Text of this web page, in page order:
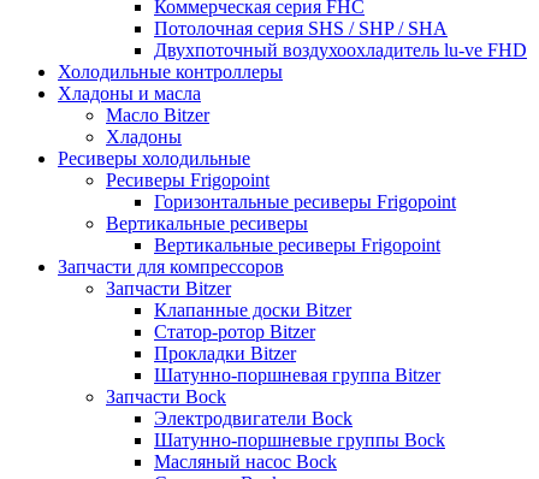
Коммерческая серия FHC
Потолочная серия SHS / SHP / SHA
Двухпоточный воздухоохладитель lu-ve FHD
Холодильные контроллеры
Хладоны и масла
Масло Bitzer
Хладоны
Ресиверы холодильные
Ресиверы Frigopoint
Горизонтальные ресиверы Frigopoint
Вертикальные ресиверы
Вертикальные ресиверы Frigopoint
Запчасти для компрессоров
Запчасти Bitzer
Клапанные доски Bitzer
Статор-ротор Bitzer
Прокладки Bitzer
Шатунно-поршневая группа Bitzer
Запчасти Bock
Электродвигатели Bock
Шатунно-поршневые группы Bock
Масляный насос Bock